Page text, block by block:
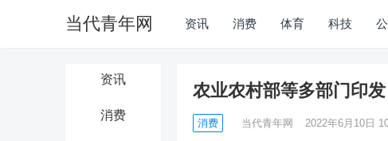
当代青年网 资讯 消费 体育 科技
资讯
消费
农业农村部等多部门印
消费 当代青年网 2022年6月10日